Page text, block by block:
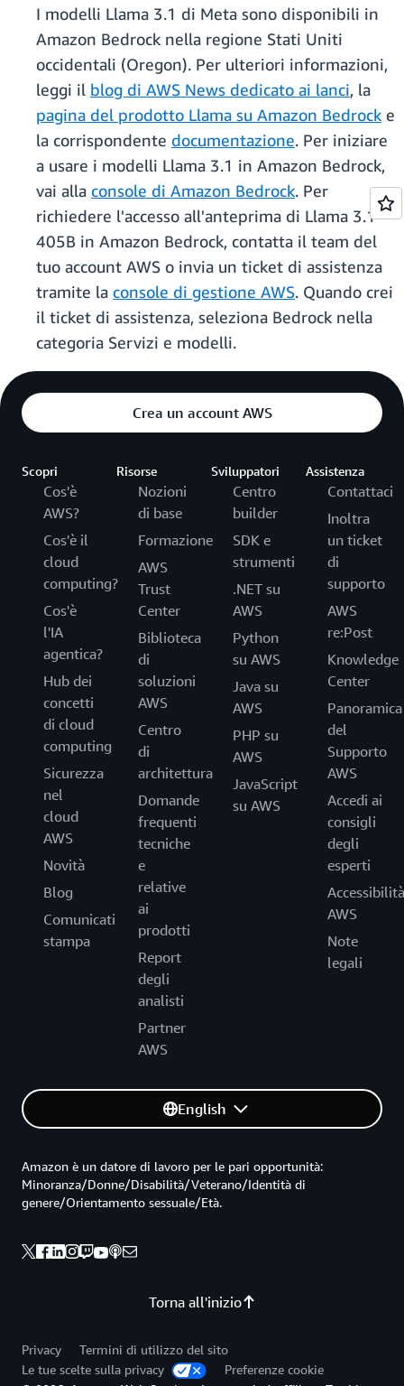
I modelli Llama 3.1 di Meta sono disponibili in
Amazon Bedrock nella regione Stati Uniti
occidentali (Oregon). Per ulteriori informazioni,
leggi il blog di AWS News dedicato ai lanci, la
pagina del prodotto Llama su Amazon Bedrock e
la corrispondente documentazione. Per iniziare
a usare i modelli Llama 3.1 in Amazon Bedrock,
vai alla console di Amazon Bedrock. Per
richiedere l'accesso all'anteprima di Llama 3.1
405B in Amazon Bedrock, contatta il team del
tuo account AWS o invia un ticket di assistenza
tramite la console di gestione AWS. Quando crei
il ticket di assistenza, seleziona Bedrock nella
categoria Servizi e modelli.
Crea un account AWS
Scopri
Cos'è
AWS?
Cos'è il
cloud
computing?
Cos'è
l'IA
agentica?
Hub dei
concetti
di cloud
computing
Sicurezza
nel
cloud
AWS
Novità
Blog
Comunicati
stampa
Risorse
Nozioni
di base
Formazione
AWS
Trust
Center
Biblioteca
di
soluzioni
AWS
Centro
di
architettura
Domande
frequenti
tecniche
e
relative
ai
prodotti
Report
degli
analisti
Partner
AWS
Sviluppatori
Centro
builder
SDK e
strumenti
.NET su
AWS
Python
su AWS
Java su
AWS
PHP su
AWS
JavaScript
su AWS
Assistenza
Contattaci
Inoltra
un ticket
di
supporto
AWS
re:Post
Knowledge
Center
Panoramica
del
Supporto
AWS
Accedi ai
consigli
degli
esperti
Accessibilità
AWS
Note
legali
English
Torna all'inizio
Amazon è un datore di lavoro per le pari opportunità:
Minoranza/Donne/Disabilità/Veterano/Identità di
genere/Orientamento sessuale/Età.
Privacy
Termini di utilizzo del sito
Le tue scelte sulla privacy
Preferenze cookie